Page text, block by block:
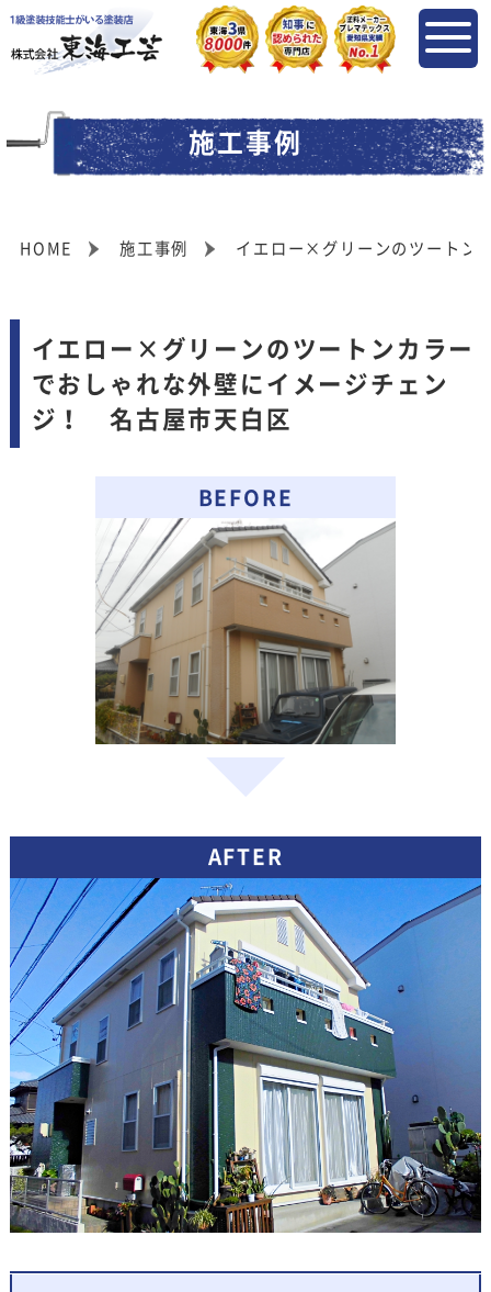
施工事例
HOME 施工事例 イエロー×グリーンのツートン
イエロー×グリーンのツートンカラー
でおしゃれな外壁にイメージチェン
ジ！ 名古屋市天白区
BEFORE
AFTER